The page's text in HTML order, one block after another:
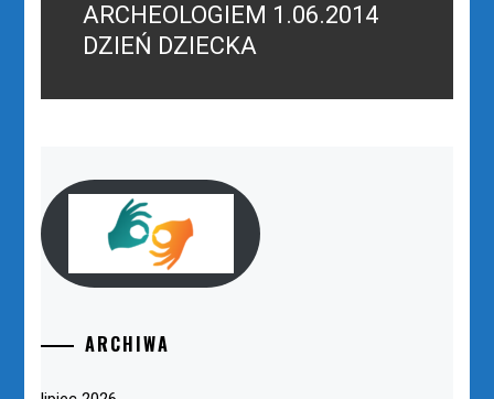
ARCHEOLOGIEM 1.06.2014
DZIEŃ DZIECKA
ARCHIWA